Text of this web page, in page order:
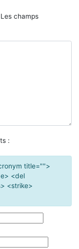
Les champs
:
title="">
<del
<strike>